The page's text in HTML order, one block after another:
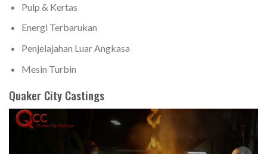
Pulp & Kertas
Energi Terbarukan
Penjelajahan Luar Angkasa
Mesin Turbin
Quaker City Castings